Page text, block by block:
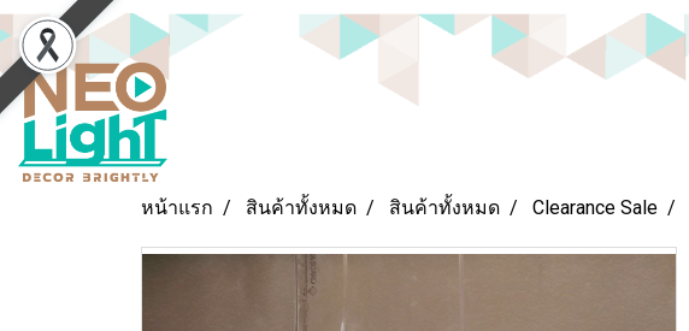
หน้าแรก สินค้าทั้งหมด สินค้าทั้งหมด Clearance Sale